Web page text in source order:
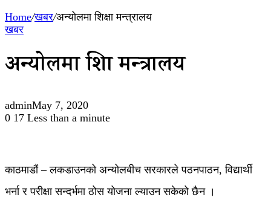
Home/खबर/अन्योलमा शिक्षा मन्त्रालय
खबर
अन्योलमा शिक्षा मन्त्रालय
adminMay 7, 2020
0 17 Less than a minute
काठमाडौं – लकडाउनको अन्योलबीच सरकारले पठनपाठन, विद्यार्थी
भर्ना र परीक्षा सन्दर्भमा ठोस योजना ल्याउन सकेको छैन ।